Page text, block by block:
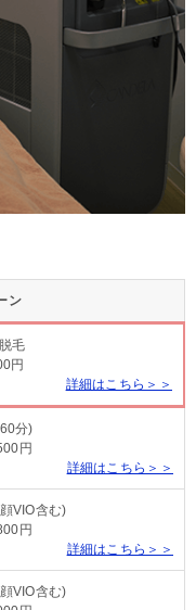
ン
毛
円
詳細はこちら＞＞
分)
円
詳細はこちら＞＞
VIO含む)
円
詳細はこちら＞＞
VIO含む)